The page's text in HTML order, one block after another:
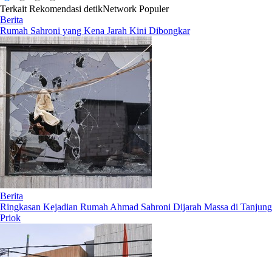
Terkait Rekomendasi detikNetwork Populer
Berita
Rumah Sahroni yang Kena Jarah Kini Dibongkar
Berita
Ringkasan Kejadian Rumah Ahmad Sahroni Dijarah Massa di Tanjung
Priok